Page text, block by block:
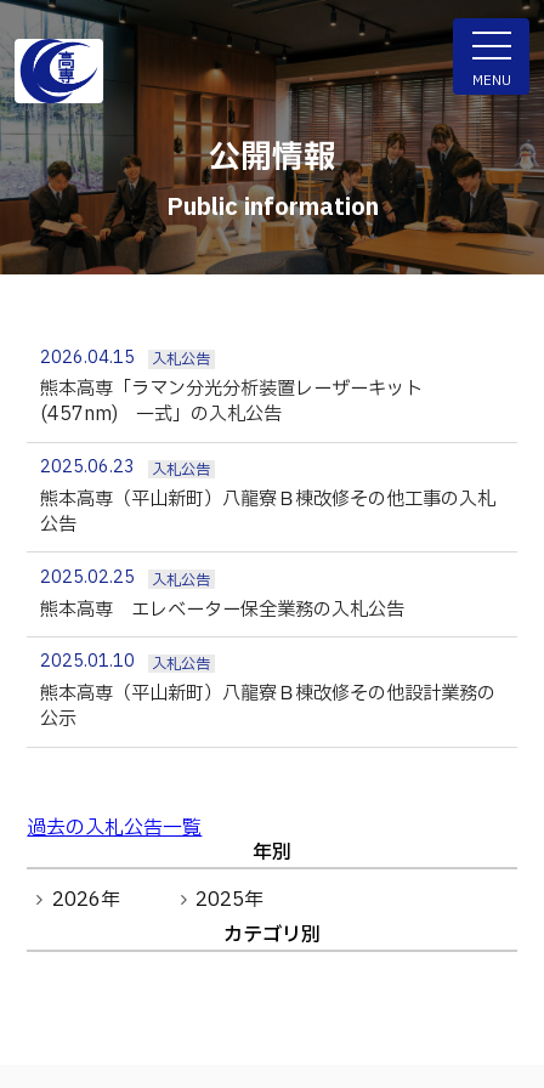
公開情報
Public information
2026.04.15 入札公告
熊本高専「ラマン分光分析装置レーザーキット
(457nm) 一式」の入札公告
2025.06.23 入札公告
熊本高専（平山新町）八龍寮Ｂ棟改修その他工事の入札
公告
2025.02.25 入札公告
熊本高専 エレベーター保全業務の入札公告
2025.01.10 入札公告
熊本高専（平山新町）八龍寮Ｂ棟改修その他設計業務の
公示
過去の入札公告一覧
年別
2026年
2025年
カテゴリ別
MENU
ENGLISH
学科・専攻科
電子情報学系学科
知能制御情報工学科
情報工学科
機械知能システム工学科
建築社会デザイン工学科
生物化学システム工学科
基幹教育科
専攻科
電子情報システム工学専攻
生産システム工学専攻
入試情報
入試速報
入学者選抜検査 情報
パンフレット・紹介動画
Webオープンキャンパス
オープンキャンパス等
進学の手引き
入学料および授業料
受験生向け 熊本高専 Q&A
熊本高専が運用するWebサイト・SNS・動画チャネ
お知らせ
教員紹介
学生生活
パンフレット・紹介動画
産学官連携・地域連携
図書館
公開情報
その他